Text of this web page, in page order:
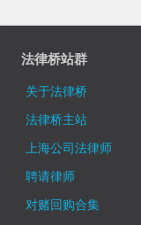
法律桥站群
关于法律桥
法律桥主站
上海公司法律师
聘请律师
对赌回购合集